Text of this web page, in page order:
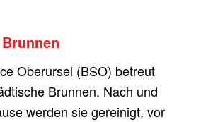
Oberursel (BSO) betreut
Brunnen. Nach und
werden sie gereinigt, vor